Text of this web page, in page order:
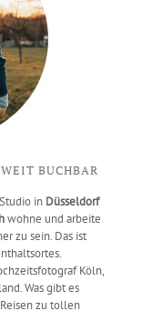
BUCHBAR
in Düsseldorf
wohne und arbeite
zu sein. Das ist
Köln,
Was gibt es
zu tollen